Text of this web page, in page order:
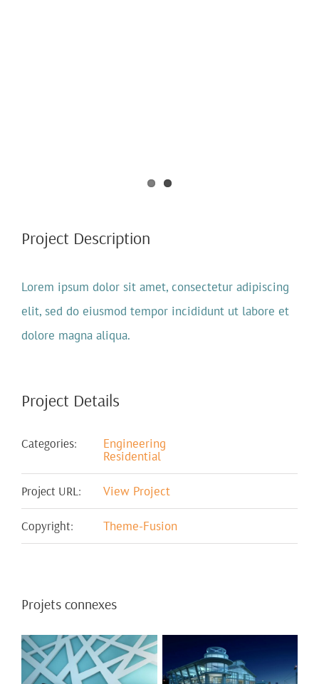
Project Description
Lorem ipsum dolor sit amet, consectetur adipiscing
elit, sed do eiusmod tempor incididunt ut labore et
dolore magna aliqua.
Project Details
Categories:
Engineering
Residential
Project URL: View Project
Copyright: Theme-Fusion
Projets connexes